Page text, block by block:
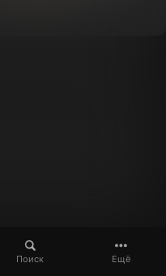
Поиск Ещё